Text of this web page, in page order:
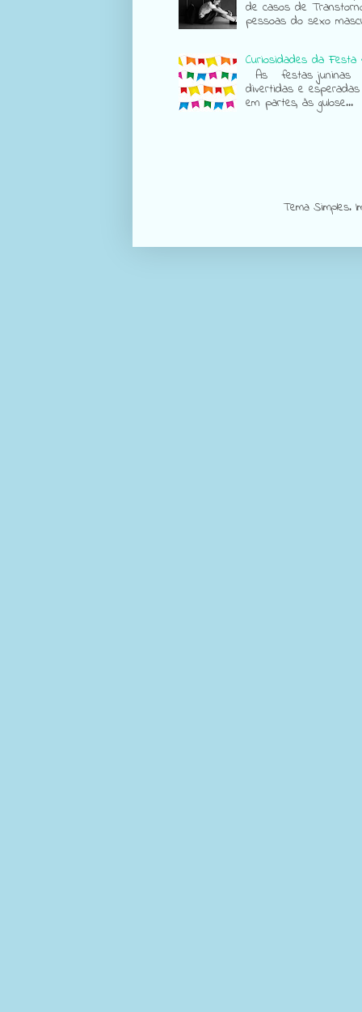
de casos de
pessoas do sexo
Curiosidades da Festa
As festas juninas
divertidas e
em partes, às gulose...
Tema Simples.